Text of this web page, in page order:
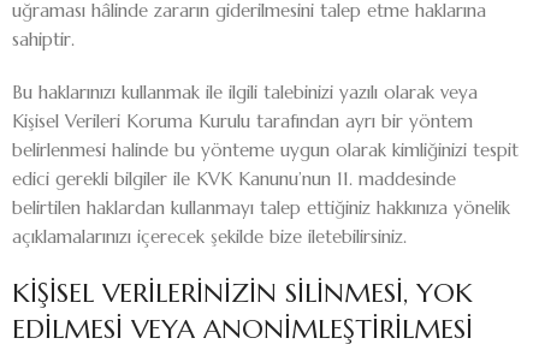
uğraması hâlinde zararın giderilmesini talep etme haklarına
sahiptir.
Bu haklarınızı kullanmak ile ilgili talebinizi yazılı olarak veya
Kişisel Verileri Koruma Kurulu tarafından ayrı bir yöntem
belirlenmesi halinde bu yönteme uygun olarak kimliğinizi tespit
edici gerekli bilgiler ile KVK Kanunu’nun 11. maddesinde
belirtilen haklardan kullanmayı talep ettiğiniz hakkınıza yönelik
açıklamalarınızı içerecek şekilde bize iletebilirsiniz.
KİŞİSEL VERİLERİNİZİN SİLİNMESİ, YOK
EDİLMESİ VEYA ANONİMLEŞTİRİLMESİ